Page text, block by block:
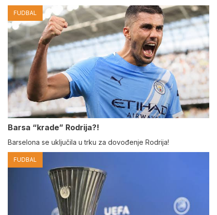
FUDBAL
Barsa “krade” Rodrija?!
Barselona se uključila u trku za dovođenje Rodrija!
FUDBAL